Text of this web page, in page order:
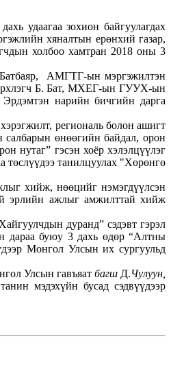
удаагаа зохион байгуулагдах
хяналтын ерөнхий газар,
холбоо хамтран 2018 оны 3
АМГТГ-ын мэргэжилтэн
эрхлэгч Б. Бат, МХЕГ-ын ГУУХ-ын
нарийн бичгийн дарга
региональ болон ашигт
салбарын өнөөгийн байдал, орон
нутаг” гэсэн хоёр хэлэлцүүлэг
танилцуулах "Хөрөнгө
хийж, нөөцийг нэмэгдүүлсэн
эрлийн ажлыг амжилттай хийж
дуранд” сэдэвт гэрэл
дараа буюу 3 дахь өдөр “Алтны
Монгол Улсын их сургуульд
Улсын гавъяат багш Д.Чулуун,
мэдэхүйн бусад сэдвүүдээр